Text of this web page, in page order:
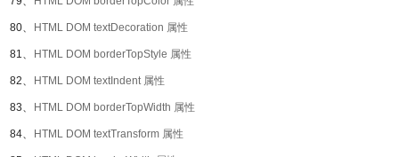
80、 HTML DOM textDecoration 属性
81、 HTML DOM borderTopStyle 属性
82、 HTML DOM textIndent 属性
83、 HTML DOM borderTopWidth 属性
84、 HTML DOM textTransform 属性